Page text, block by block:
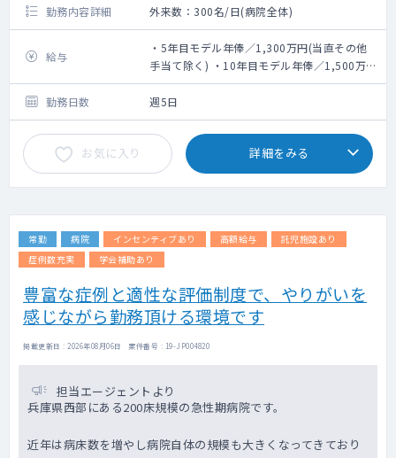
勤務内容詳細 外来数：300名/日(病院全体)
給与
・5年目モデル年俸／1,300万円(当直その他
手当て除く) ・10年目モデル年俸／1,500万円
(当直その他手当て除く)・15年目モデル年俸
／1,700万円(当直その他手当て除く)
勤務日数 週5日
お気に入り 詳細をみる
常勤 病院 インセンティブあり 高額給与
託児施設あり
症例数充実
学会補助あり
豊富な症例と適性な評価制度で、やりがいを
感じながら勤務頂ける環境です
掲載更新日 : 2026年08月06日 案件番号 : 19-JP004820
担当エージェントより
兵庫県西部にある200床規模の急性期病院です。
近年は病床数を増やし病院自体の規模も大きくなってきており